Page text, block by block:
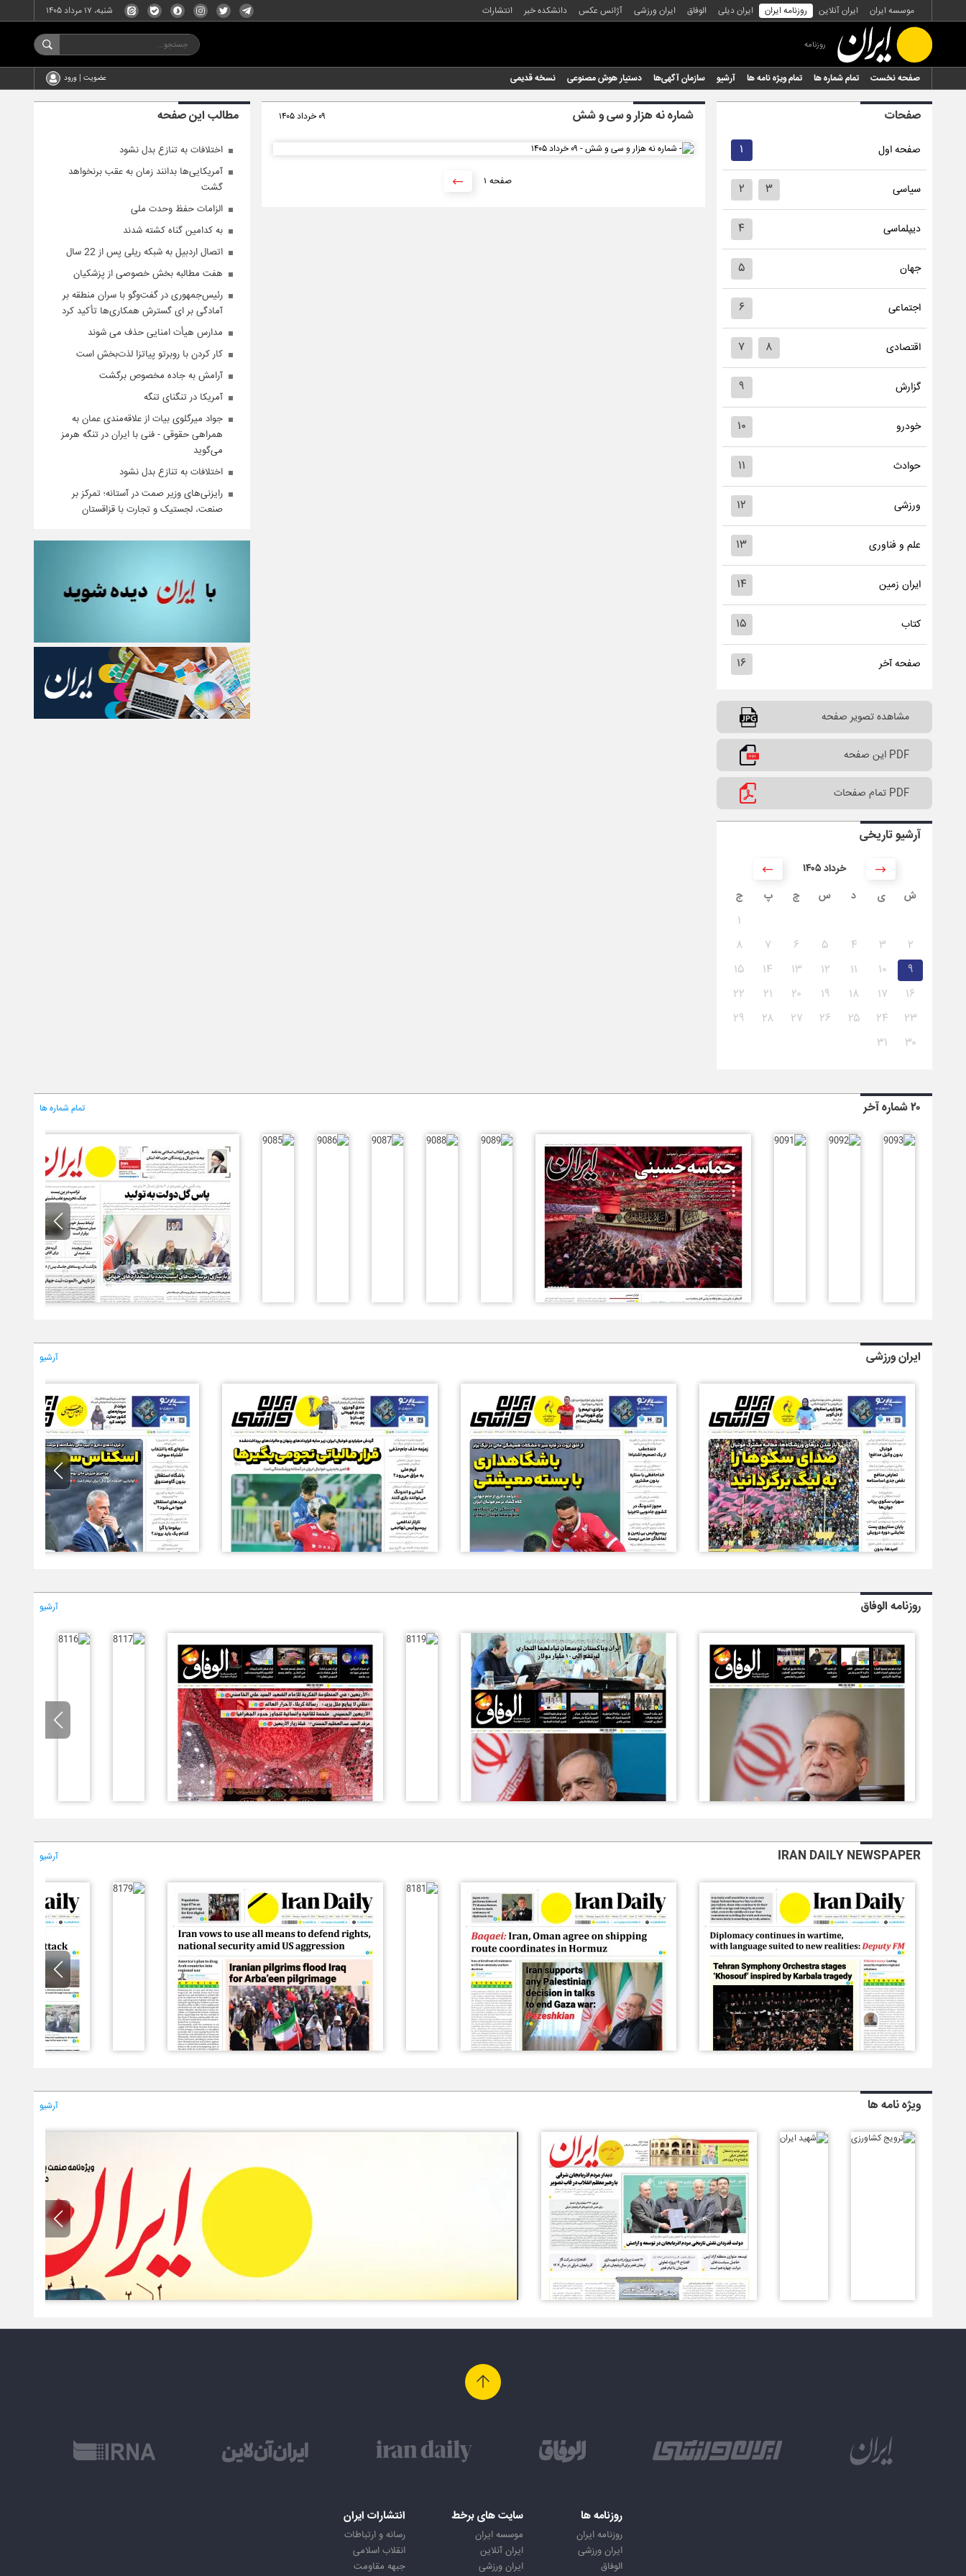
موسسه ایران ایران آنلاین روزنامه ایران ایران دیلی الوفاق ایران ورزشی آژانس عکس دانشکده خبر انتشارات شنبه، ۱۷ مرداد ۱۴۰۵
روزنامه
صفحه نخست تمام شماره ها تمام ویژه نامه ها آرشیو سازمان آگهی‌ها دستیار هوش مصنوعی نسخه قدیمی عضویت | ورود
صفحات
صفحه اول ۱
سیاسی ۲ ۳
دیپلماسی ۴
جهان ۵
اجتماعی ۶
اقتصادی ۷ ۸
گزارش ۹
خودرو ۱۰
حوادث ۱۱
ورزشی ۱۲
علم و فناوری ۱۳
ایران زمین ۱۴
کتاب ۱۵
صفحه آخر ۱۶
مشاهده تصویر صفحه
PDF این صفحه
PDF تمام صفحات
آرشیو تاریخی
۱۴۰۵ خرداد
ش
ی د س چ پ ج
۱
۲
۳ ۴ ۵ ۶ ۷
۸
۹
۱۰ ۱۱ ۱۲ ۱۳ ۱۴
۱۵
۱۶
۱۷ ۱۸ ۱۹ ۲۰ ۲۱
۲۲
۲۳
۲۴ ۲۵ ۲۶ ۲۷ ۲۸
۲۹
۳۰
۳۱
شماره نه هزار و سی و شش ۰۹ خرداد ۱۴۰۵
۱
مطالب این صفحه
اختلافات به تنازع بدل نشود
آمریکایی‌ها بدانند زمان به عقب برنخواهد
گشت
الزامات حفظ وحدت ملی
به کدامین گناه کشته شدند
اتصال اردبیل به شبکه ریلی پس از 22 سال
هفت مطالبه بخش خصوصی از پزشکیان
رئیس‌جمهوری در گفت‌وگو با سران منطقه بر
آمادگی بر ای گسترش همکاری‌ها تأکید کرد
مدارس هیأت امنایی حذف می شوند
کار کردن با روبرتو پیاتزا لذت‌بخش است
آرامش به جاده مخصوص برگشت
آمریکا در تنگنای تنگه
جواد میرگلوی بیات از علاقه‌مندی عمان به
همراهی حقوقی - فنی با ایران در تنگه هرمز
می‌گوید
اختلافات به تنازع بدل نشود
رایزنی‌های وزیر صمت در آستانه؛ تمرکز بر
صنعت، لجستیک و تجارت با قزاقستان
۲۰ شماره آخر تمام شماره ها
ایران ورزشی آرشیو
روزنامه الوفاق آرشیو
IRAN DAILY NEWSPAPER آرشیو
ویژه نامه ها آرشیو
روزنامه ها
روزنامه ایران
ایران ورزشی
الوفاق
سایت های برخط
موسسه ایران
ایران آنلاین
ایران ورزشی
انتشارات ایران
رسانه و ارتباطات
انقلاب اسلامی
جبهه مقاومت